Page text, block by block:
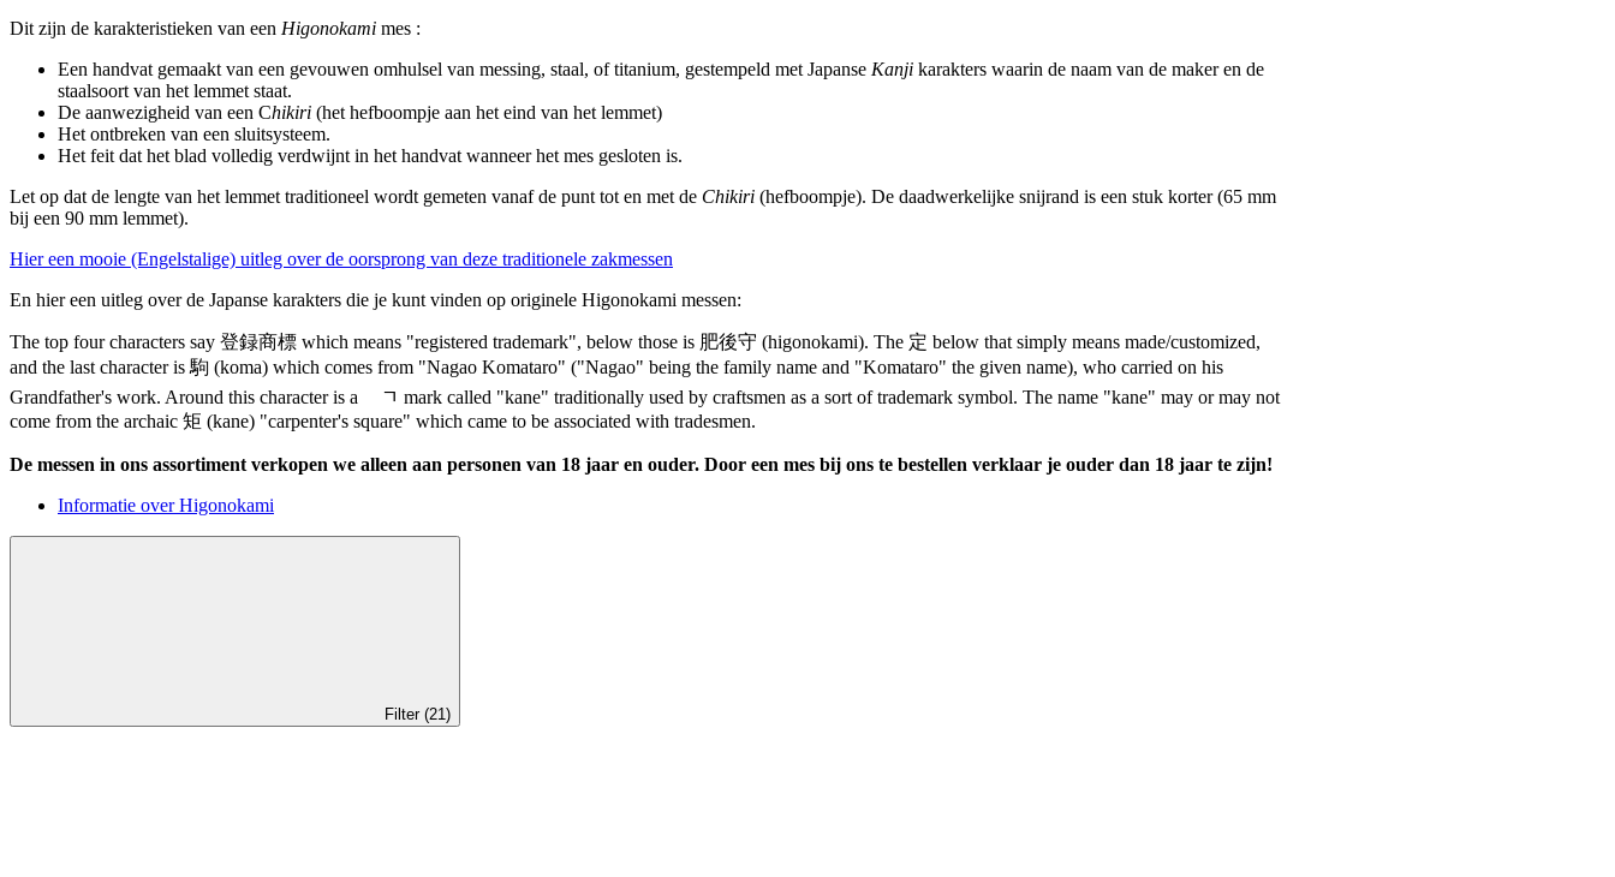
Dit zijn de karakteristieken van een Higonokami mes :
Een handvat gemaakt van een gevouwen omhulsel van messing, staal, of titanium, gestempeld met Japanse Kanji karakters waarin de naam van de maker en de
staalsoort van het lemmet staat.
De aanwezigheid van een Chikiri (het hefboompje aan het eind van het lemmet)
Het ontbreken van een sluitsysteem.
Het feit dat het blad volledig verdwijnt in het handvat wanneer het mes gesloten is.
Let op dat de lengte van het lemmet traditioneel wordt gemeten vanaf de punt tot en met de Chikiri (hefboompje). De daadwerkelijke snijrand is een stuk korter (65 mm
bij een 90 mm lemmet).
Hier een mooie (Engelstalige) uitleg over de oorsprong van deze traditionele zakmessen
En hier een uitleg over de Japanse karakters die je kunt vinden op originele Higonokami messen:
The top four characters say 登録商標 which means "registered trademark", below those is 肥後守 (higonokami). The 定 below that simply means made/customized,
and the last character is 駒 (koma) which comes from "Nagao Komataro" ("Nagao" being the family name and "Komataro" the given name), who carried on his
Grandfather's work. Around this character is a ﾠﾡ mark called "kane" traditionally used by craftsmen as a sort of trademark symbol. The name "kane" may or may not
come from the archaic 矩 (kane) "carpenter's square" which came to be associated with tradesmen.
De messen in ons assortiment verkopen we alleen aan personen van 18 jaar en ouder. Door een mes bij ons te bestellen verklaar je ouder dan 18 jaar te zijn!
Informatie over Higonokami
Filter (21)